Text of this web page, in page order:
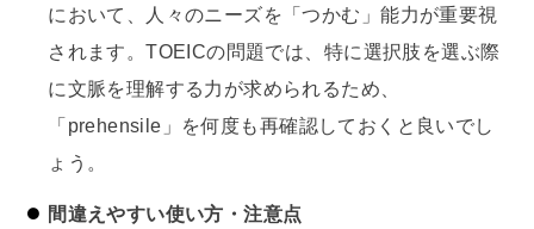
において、人々のニーズを「つかむ」能力が重要視
されます。TOEICの問題では、特に選択肢を選ぶ際
に文脈を理解する力が求められるため、
「prehensile」を何度も再確認しておくと良いでし
ょう。
間違えやすい使い方・注意点